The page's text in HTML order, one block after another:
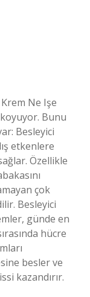
Ne Işe
Bunu
Besleyici
etkenlere
Özellikle
çok
Besleyici
günde en
hücre
besler ve
kazandırır.